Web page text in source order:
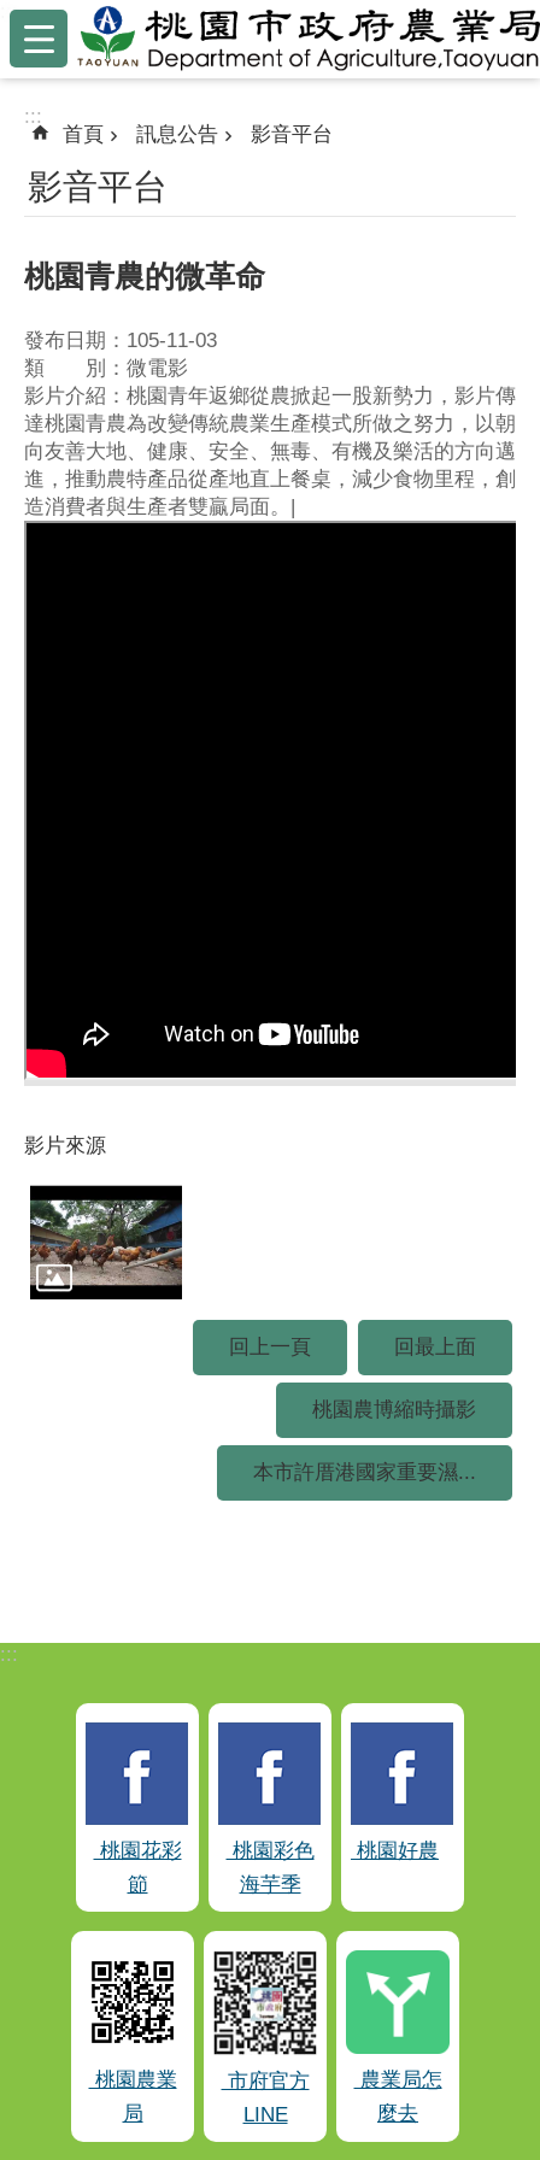
跳到主要內容區塊
:::
:::
首頁 訊息公告 影音平台
影音平台
桃園青農的微革命
發布日期：105-11-03
類 別：微電影
影片介紹：桃園青年返鄉從農掀起一股新勢力，影片傳
達桃園青農為改變傳統農業生產模式所做之努力，以朝
向友善大地、健康、安全、無毒、有機及樂活的方向邁
進，推動農特產品從產地直上餐桌，減少食物里程，創
造消費者與生產者雙贏局面。|
影片來源
回上一頁 回最上面
桃園農博縮時攝影
本市許厝港國家重要濕...
:::
桃園花彩
節
桃園彩色
海芋季
桃園好農
桃園農業
局
市府官方
LINE
農業局怎
麼去